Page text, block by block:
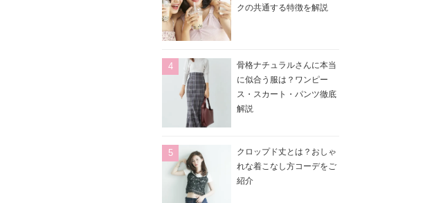
クの共通する特徴を解説
骨格ナチュラルさんに本当
に似合う服は？ワンピー
ス・スカート・パンツ徹底
解説
クロップド丈とは？おしゃ
れな着こなし方コーデをご
紹介